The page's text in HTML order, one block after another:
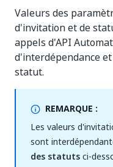
Valeurs des
d'invitation et de
appels d'API
d'interdépendance
statut.
REMARQUE :
Les valeurs
sont
des statutsci-